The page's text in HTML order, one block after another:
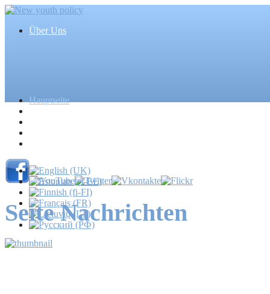
Über Uns
Hauptseite
Seite Nachrichten